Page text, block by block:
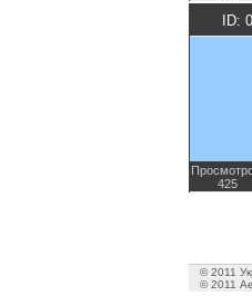
ID:
425
© 2011
© 2011